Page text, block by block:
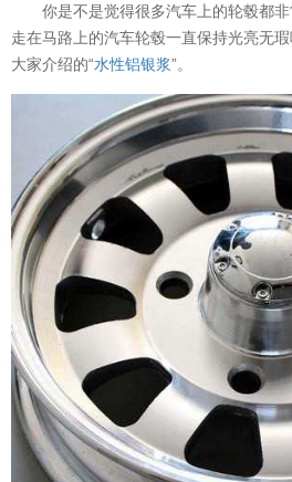
你是不是觉得很多汽车上的轮毂都
走在马路上的汽车轮毂一直保持光亮无
大家介绍的“水性铝银浆”。